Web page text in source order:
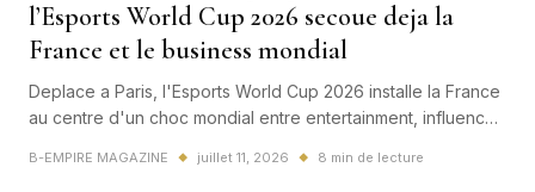
l’Esports World Cup 2026 secoue deja la
France et le business mondial
Deplace a Paris, l'Esports World Cup 2026 installe la France
au centre d'un choc mondial entre entertainment, influence
B-EMPIRE MAGAZINE ◆ juillet 11, 2026 ◆ 8 min de lecture